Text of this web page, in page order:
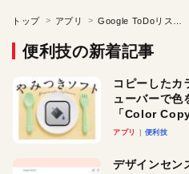
トップ アプリ
便利技の新着記事
コピーしたカ
ューバーで色
「Color
アプリ 便利技
デザインセン